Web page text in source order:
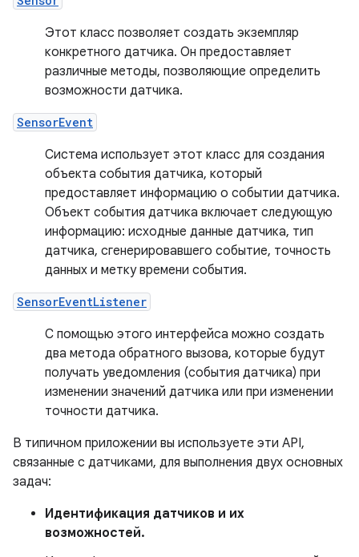
Этот класс позволяет создать экземпляр
конкретного датчика. Он предоставляет
различные методы, позволяющие определить
возможности датчика.
SensorEvent
Система использует этот класс для создания
объекта события датчика, который
предоставляет информацию о событии датчика.
Объект события датчика включает следующую
информацию: исходные данные датчика, тип
датчика, сгенерировавшего событие, точность
данных и метку времени события.
SensorEventListener
С помощью этого интерфейса можно создать
два метода обратного вызова, которые будут
получать уведомления (события датчика) при
изменении значений датчика или при изменении
точности датчика.
В типичном приложении вы используете эти API,
связанные с датчиками, для выполнения двух основных
задач:
Идентификация датчиков и их
возможностей.